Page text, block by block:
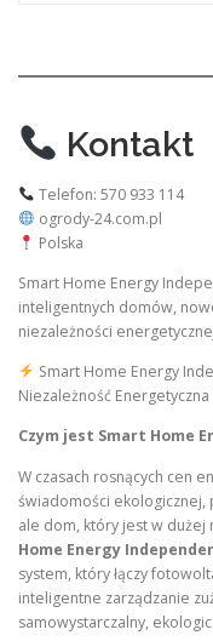
Kontakt
Telefon: 570 933 114
ogrody-24.com.pl
Polska
Smart Home Energy
inteligentnych domów,
niezależności
Smart Home Energy
Niezależność
Czym jest Smart Home
W czasach rosnących cen
świadomości ekologicznej,
ale dom, który jest w dużej
Home Energy
system, który łączy
inteligentne zarządzanie
samowystarczalny,